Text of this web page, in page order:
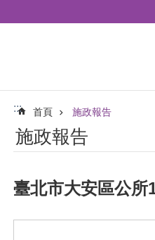
::: 首頁 施政報告
施政報告
臺北市大安區公所